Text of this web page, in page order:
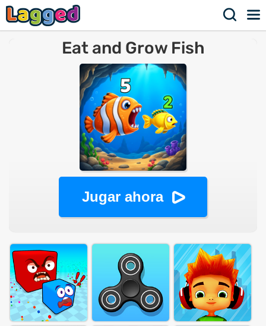
Eat and Grow Fish
Jugar ahora